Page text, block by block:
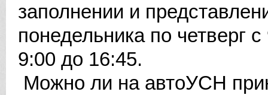
заполнении и
понедельника по четверг
9:00 до 16:45.
Можно ли на автоУСН